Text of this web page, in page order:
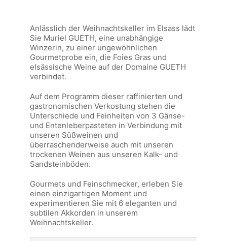
Anlässlich der Weihnachtskeller im Elsass lädt
Sie Muriel GUETH, eine unabhängige
Winzerin, zu einer ungewöhnlichen
Gourmetprobe ein, die Foies Gras und
elsässische Weine auf der Domaine GUETH
verbindet.
Auf dem Programm dieser raffinierten und
gastronomischen Verkostung stehen die
Unterschiede und Feinheiten von 3 Gänse-
und Entenleberpasteten in Verbindung mit
unseren Süßweinen und
überraschenderweise auch mit unseren
trockenen Weinen aus unseren Kalk- und
Sandsteinböden.
Gourmets und Feinschmecker, erleben Sie
einen einzigartigen Moment und
experimentieren Sie mit 6 eleganten und
subtilen Akkorden in unserem
Weihnachtskeller.